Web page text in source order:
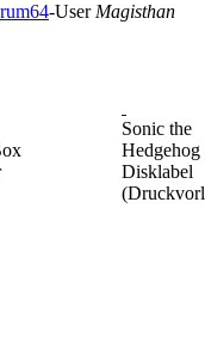
-User Magisthan
Sonic the
Hedgehog
Disklabel